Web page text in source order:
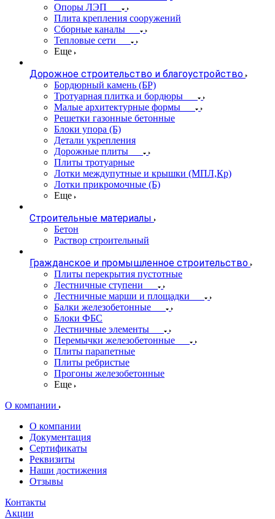
Опоры ЛЭП
Плита крепления сооружений
Сборные каналы
Тепловые сети
Еще
Дорожное строительство и благоустройство
Бордюрный камень (БР)
Тротуарная плитка и бордюры
Малые архитектурные формы
Решетки газонные бетонные
Блоки упора (Б)
Детали укрепления
Дорожные плиты
Плиты тротуарные
Лотки междупутные и крышки (МПЛ,Кр)
Лотки прикромочные (Б)
Еще
Строительные материалы
Бетон
Раствор строительный
Гражданское и промышленное строительство
Плиты перекрытия пустотные
Лестничные ступени
Лестничные марши и площадки
Балки железобетонные
Блоки ФБС
Лестничные элементы
Перемычки железобетонные
Плиты парапетные
Плиты ребристые
Прогоны железобетонные
Еще
О компании
О компании
Документация
Сертификаты
Реквизиты
Наши достижения
Отзывы
Контакты
Акции